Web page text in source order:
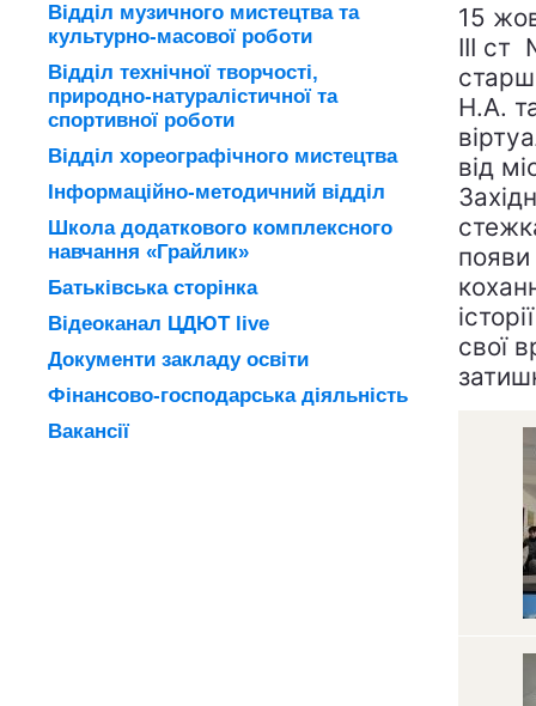
15
ІІІ
Н.А.
від
появи
свої
Відділ музичного мистецтва та
культурно-масової роботи
Відділ технічної творчості,
природно-натуралістичної та
спортивної роботи
Відділ хореографічного мистецтва
Інформаційно-методичний відділ
Школа додаткового комплексного
навчання «Грайлик»
Батьківська сторінка
Відеоканал ЦДЮТ live
Документи закладу освіти
Фінансово-господарська діяльність
Вакансії